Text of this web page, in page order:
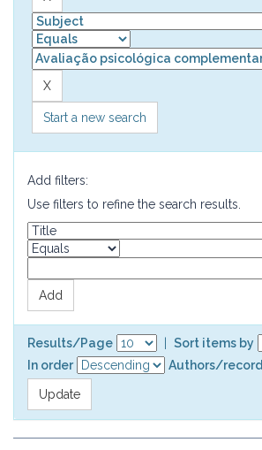
Start a new search
Add filters:
Use filters to refine the search results.
Results/Page
Sort items by
In order
Authors/record